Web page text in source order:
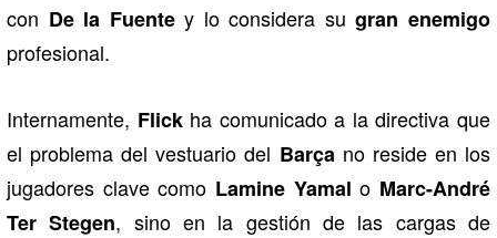
con De la Fuentey lo considera sugran enemigo
profesional.
Internamente, Flickha comunicado a la directiva que
el problema del vestuario del Barça no reside en los
jugadores clave como Lamine Yamal o Marc-André
Ter Stegen, sino en la gestión de las cargas de